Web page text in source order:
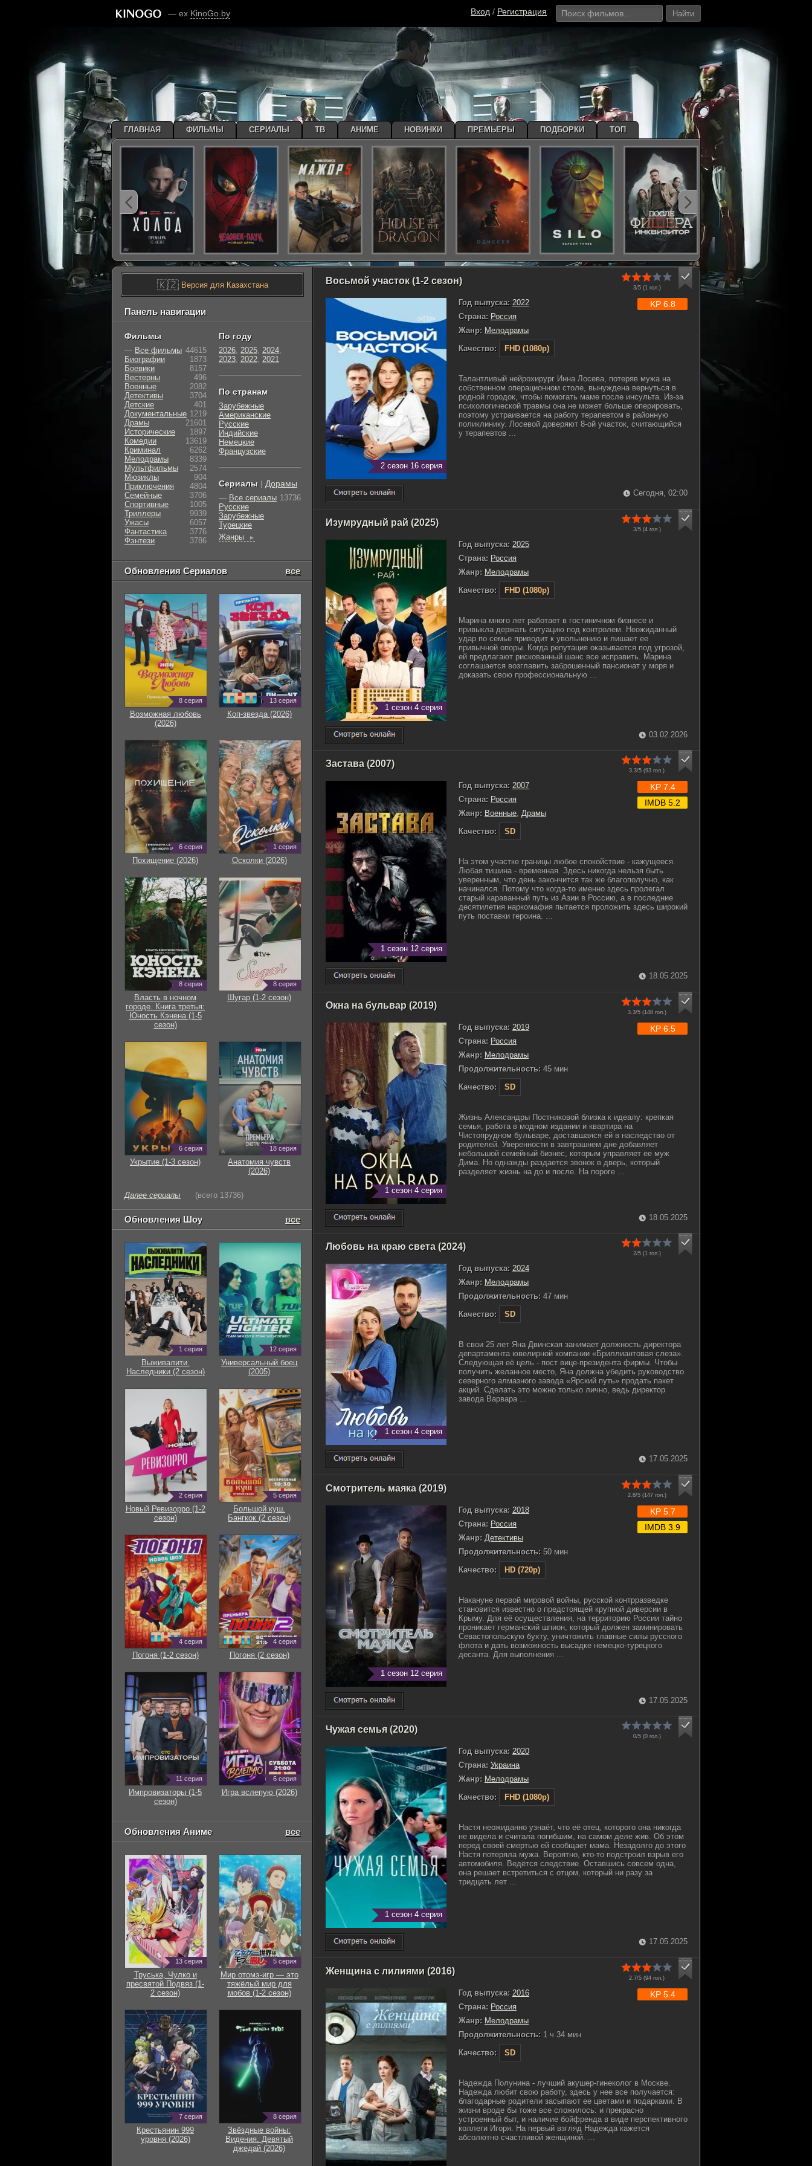
— ex KinoGo.by Вход / Регистрация Найти
Восьмой участок (1-2 сезон)
3/5 (1гол.)
2 сезон 16 серия
Год выпуска: 2022
Страна: Россия
Жанр: Мелодрамы
Качество:
FHD (1080p)
KP 6.8
Талантливый нейрохирург Инна Лосева, потеряв мужа на
собственном операционном столе, вынуждена вернуться в
родной городок, чтобы помогать маме после инсульта. Из-за
психологической травмы она не может больше оперировать,
поэтому устраивается на работу терапевтом в районную
поликлинику. Лосевой доверяют 8-ой участок, считающийся
у терапевтов ...
Сегодня, 02:00
Изумрудный рай (2025)
3/5 (4гол.)
1 сезон 4 серия
Год выпуска: 2025
Страна: Россия
Жанр: Мелодрамы
Качество:
FHD (1080p)
Марина много лет работает в гостиничном бизнесе и
привыкла держать ситуацию под контролем. Неожиданный
удар по семье приводит к увольнению и лишает ее
привычной опоры. Когда репутация оказывается под угрозой,
ей предлагают рискованный шанс все исправить. Марина
соглашается возглавить заброшенный пансионат у моря и
доказать свою профессиональную ...
03.02.2026
Застава (2007)
3.3/5 (93 гол.)
1 сезон 12 серия
Год выпуска: 2007
Страна: Россия
Жанр: Военные, Драмы
Качество:
SD
KP 7.4
IMDB 5.2
На этом участке границы любое спокойствие - кажущееся.
Любая тишина - временная. Здесь никогда нельзя быть
уверенным, что день закончится так же благополучно, как
начинался. Потому что когда-то именно здесь пролегал
старый караванный путь из Азии в Россию, а в последние
десятилетия наркомафия пытается проложить здесь широкий
путь поставки героина. ...
18.05.2025
Окна на бульвар (2019)
3.3/5 (148гол.)
1 сезон 4 серия
Год выпуска: 2019
Страна: Россия
Жанр: Мелодрамы
Продолжительность: 45 мин
Качество:
SD
KP 6.5
Жизнь Александры Постниковой близка к идеалу: крепкая
семья, работа в модном издании и квартира на
Чистопрудном бульваре, доставшаяся ей в наследство от
родителей. Уверенности в завтрашнем дне добавляет
небольшой семейный бизнес, которым управляет ее муж
Дима. Но однажды раздается звонок в дверь, который
разделяет жизнь на до и после. На пороге ...
18.05.2025
Любовь на краю света (2024)
2/5 (1гол.)
1 сезон 4 серия
Год выпуска: 2024
Жанр: Мелодрамы
Продолжительность: 47 мин
Качество:
SD
В свои 25 лет Яна Двинская занимает должность директора
департамента ювелирной компании «Бриллиантовая слеза».
Следующая её цель - пост вице-президента фирмы. Чтобы
получить желанное место, Яна должна убедить руководство
северного алмазного завода «Ярский путь» продать пакет
акций. Сделать это можно только лично, ведь директор
завода Варвара ...
17.05.2025
Смотритель маяка (2019)
2.8/5 (147гол.)
1 сезон 12 серия
Год выпуска: 2018
Страна: Россия
Жанр: Детективы
Продолжительность: 50 мин
Качество:
HD (720p)
KP 5.7
IMDB 3.9
Накануне первой мировой войны, русской контрразведке
становится известно о предстоящей крупной диверсии в
Крыму. Для её осуществления, на территорию России тайно
проникает германский шпион, который должен заминировать
Севастопольскую бухту, уничтожить главные силы русского
флота и дать возможность высадке немецко-турецкого
десанта. Для выполнения ...
17.05.2025
Чужая семья (2020)
0/5 (0гол.)
1 сезон 4 серия
Год выпуска: 2020
Страна: Украина
Жанр: Мелодрамы
Качество:
FHD (1080p)
Настя неожиданно узнаёт, что её отец, которого она никогда
не видела и считала погибшим, на самом деле жив. Об этом
перед своей смертью ей сообщает мама. Незадолго до этого
Настя потеряла мужа. Вероятно, кто-то подстроил взрыв его
автомобиля. Ведётся следствие. Оставшись совсем одна,
она решает встретиться с отцом, который ни разу за
тридцать лет ...
17.05.2025
Женщина с лилиями (2016)
2.7/5 (94 гол.)
Год выпуска: 2016
Страна: Россия
Жанр: Мелодрамы
Продолжительность: 1 ч 34 мин
Качество:
SD
KP 5.4
Надежда Полунина - лучший акушер-гинеколог в Москве.
Надежда любит свою работу, здесь у нее все получается:
благодарные родители засыпают ее цветами и подарками. В
жизни вроде бы тоже все сложилось: и прекрасно
устроенный быт, и наличие бойфренда в виде перспективного
коллеги Игоря. На первый взгляд Надежда кажется
абсолютно счастливой женщиной. ...
🇰🇿Версия для Казахстана
Панель навигации
Фильмы
— Все фильмы 44615
Биографии
1873
Боевики
8157
Вестерны
496
Военные
2082
Детективы
3704
Детские
401
Документальные 1219
Драмы
21601
Исторические
1897
Комедии
13619
Криминал
6262
Мелодрамы
8339
Мультфильмы
2574
Мюзиклы
904
Приключения
4804
Семейные
3706
Cпортивные
1005
Триллеры
9939
Ужасы
6057
Фантастика
3776
Фэнтези
3786
По году
2026, 2025, 2024,
2023, 2022, 2021
По странам
Зарубежные
Американские
Русские
Индийские
Немецкие
Французские
Сериалы | Дорамы
— Все сериалы 13736
Русские
Зарубежные
Турецкие
Жанры
►
Обновления Сериалов все
8 серия
Возможная любовь
(2026)
13 серия
Коп-звезда (2026)
6 серия
Похищение (2026)
1 серия
Осколки (2026)
8 серия
Власть в ночном
городе. Книга третья:
Юность Кэнена (1-5
сезон)
8 серия
Шугар (1-2 сезон)
6 серия
Укрытие (1-3 сезон)
18 серия
Анатомия чувств
(2026)
Далее сериалы (всего 13736)
Обновления Шоу все
1 серия
Выживалити.
Наследники (2 сезон)
12 серия
Универсальный боец
(2005)
2 серия
Новый Ревизорро (1-2
сезон)
5 серия
Большой куш.
Бангкок (2 сезон)
4 серия
Погоня (1-2 сезон)
4 серия
Погоня (2 сезон)
11 серия
Импровизаторы (1-5
сезон)
6 серия
Игра вслепую (2026)
Обновления Аниме все
13 серия
Труська, Чулко и
пресвятой Подвяз (1-
2 сезон)
5 серия
Мир отомэ-игр — это
тяжёлый мир для
мобов (1-2 сезон)
7 серия
Крестьянин 999
уровня (2026)
8 серия
Звёздные войны:
Видения. Девятый
джедай (2026)
ГЛАВНАЯ ФИЛЬМЫ СЕРИАЛЫ ТВ АНИМЕ НОВИНКИ ПРЕМЬЕРЫ ПОДБОРКИ ТОП